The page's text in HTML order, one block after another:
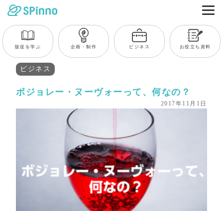
販促を学ぶ 企画・制作 ビジネス お役立ち資料
ビジネス
ボジョレー・ヌーヴォーって、何なの？
2017年11月1日